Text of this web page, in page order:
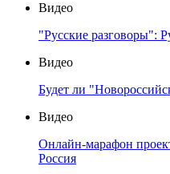
Видео
"Русские разговоры":
Видео
Будет ли
Видео
Онлайн-марафон
Россия